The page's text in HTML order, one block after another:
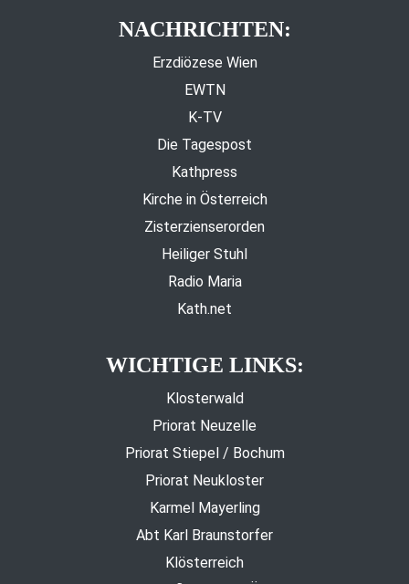
NACHRICHTEN:
Erzdiözese Wien
EWTN
K-TV
Die Tagespost
Kathpress
Kirche in Österreich
Zisterzienserorden
Heiliger Stuhl
Radio Maria
Kath.net
WICHTIGE LINKS:
Klosterwald
Priorat Neuzelle
Priorat Stiepel / Bochum
Priorat Neukloster
Karmel Mayerling
Abt Karl Braunstorfer
Klösterreich